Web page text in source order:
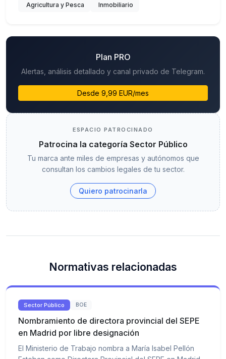
Agricultura y Pesca
Inmobiliario
Plan PRO
Alertas, análisis detallado y canal privado de Telegram.
Desde 9,99 EUR/mes
ESPACIO PATROCINADO
Patrocina la categoría Sector Público
Tu marca ante miles de empresas y autónomos que
consultan los cambios legales de tu sector.
Quiero patrocinarla
Normativas relacionadas
Sector Público BOE
Nombramiento de directora provincial del SEPE
en Madrid por libre designación
El Ministerio de Trabajo nombra a María Isabel Pellón